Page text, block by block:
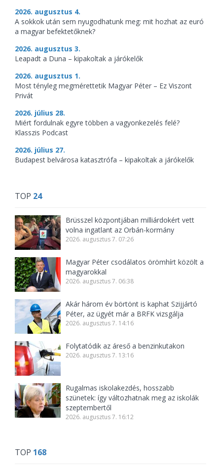
2026. augusztus 4.
A sokkok után sem nyugodhatunk meg: mit hozhat az euró
a magyar befektetőknek?
2026. augusztus 3.
Leapadt a Duna – kipakoltak a járókelők
2026. augusztus 1.
Most tényleg megmérettetik Magyar Péter – Ez Viszont
Privát
2026. július 28.
Miért fordulnak egyre többen a vagyonkezelés felé?
Klasszis Podcast
2026. július 27.
Budapest belvárosa katasztrófa – kipakoltak a járókelők
TOP 24
Brüsszel központjában milliárdokért vett
volna ingatlant az Orbán-kormány
2026. augusztus 7. 07:26
Magyar Péter csodálatos örömhírt közölt a
magyarokkal
2026. augusztus 7. 06:38
Akár három év börtönt is kaphat Szijjártó
Péter, az ügyét már a BRFK vizsgálja
2026. augusztus 7. 14:16
Folytatódik az áreső a benzinkutakon
2026. augusztus 7. 13:16
Rugalmas iskolakezdés, hosszabb
szünetek: így változhatnak meg az iskolák
szeptembertől
2026. augusztus 7. 16:12
TOP 168